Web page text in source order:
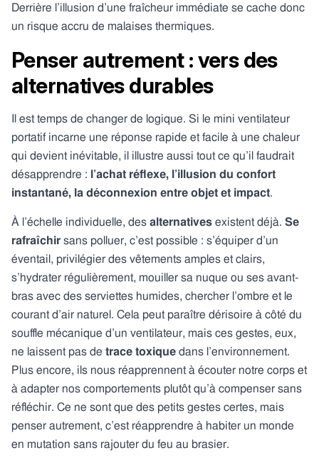
Derrière l’illusion d’une fraîcheur immédiate se cache donc
un risque accru de malaises thermiques.
Penser autrement : vers des
alternatives durables
Il est temps de changer de logique. Si le mini ventilateur
portatif incarne une réponse rapide et facile à une chaleur
qui devient inévitable, il illustre aussi tout ce qu’il faudrait
désapprendre :
l’achat réflexe, l’illusion du confort
instantané, la déconnexion entre objet et impact.
À l’échelle individuelle, des alternatives existent déjà. Se
rafraîchir sans polluer, c’est possible : s’équiper d’un
éventail, privilégier des vêtements amples et clairs,
s’hydrater régulièrement, mouiller sa nuque ou ses avant-
bras avec des serviettes humides, chercher l’ombre et le
courant d’air naturel. Cela peut paraître dérisoire à côté du
souffle mécanique d’un ventilateur, mais ces gestes, eux,
ne laissent pas de trace toxique dans l’environnement.
Plus encore, ils nous réapprennent à écouter notre corps et
à adapter nos comportements plutôt qu’à compenser sans
réfléchir. Ce ne sont que des petits gestes certes, mais
penser autrement, c’est réapprendre à habiter un monde
en mutation sans rajouter du feu au brasier.